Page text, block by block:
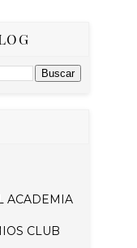
ACADEMIA
CLUB